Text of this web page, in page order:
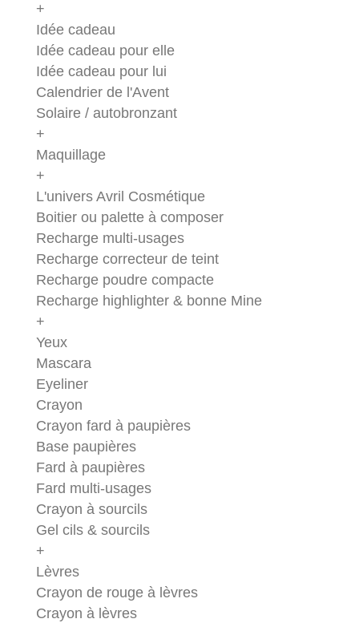
+
Idée cadeau
Idée cadeau pour elle
Idée cadeau pour lui
Calendrier de l'Avent
Solaire / autobronzant
+
Maquillage
+
L'univers Avril Cosmétique
Boitier ou palette à composer
Recharge multi-usages
Recharge correcteur de teint
Recharge poudre compacte
Recharge highlighter & bonne Mine
+
Yeux
Mascara
Eyeliner
Crayon
Crayon fard à paupières
Base paupières
Fard à paupières
Fard multi-usages
Crayon à sourcils
Gel cils & sourcils
+
Lèvres
Crayon de rouge à lèvres
Crayon à lèvres